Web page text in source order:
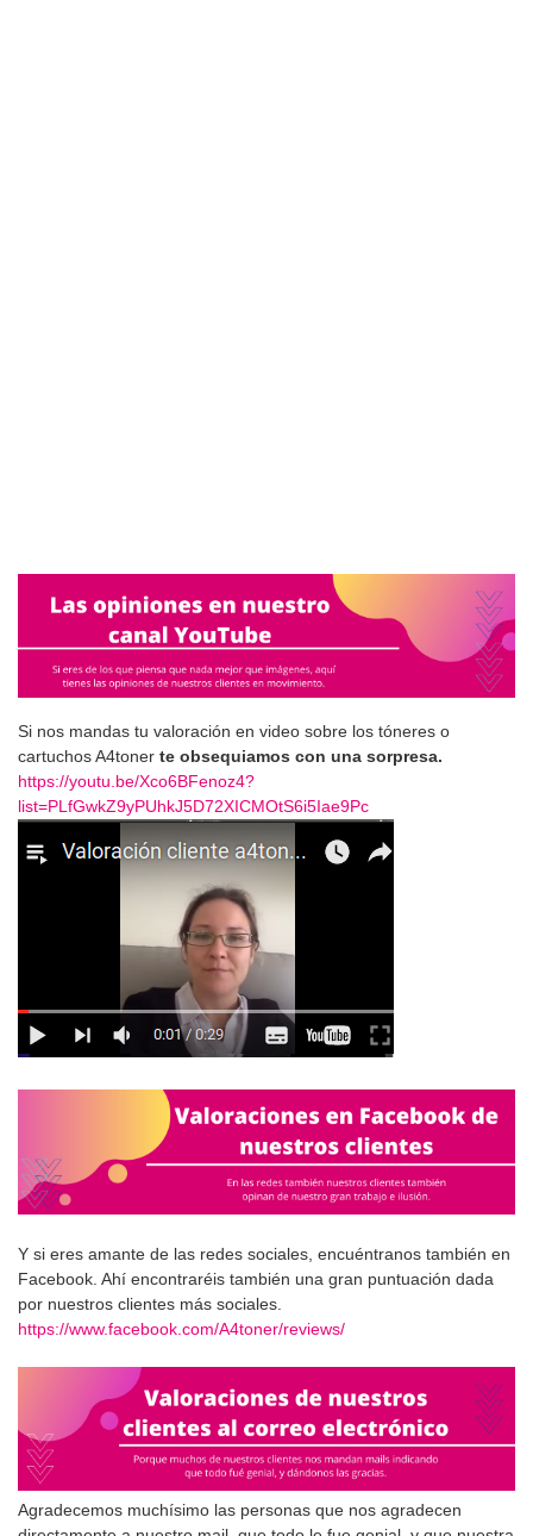
Si nos mandas tu valoración en video sobre los tóneres o
cartuchos A4toner te obsequiamos con una sorpresa.
https://youtu.be/Xco6BFenoz4?
list=PLfGwkZ9yPUhkJ5D72XICMOtS6i5Iae9Pc
Y si eres amante de las redes sociales, encuéntranos también en
Facebook. Ahí encontraréis también una gran puntuación dada
por nuestros clientes más sociales.
https://www.facebook.com/A4toner/reviews/
Agradecemos muchísimo las personas que nos agradecen